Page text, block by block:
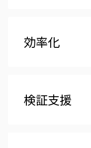
効率化
検証支援